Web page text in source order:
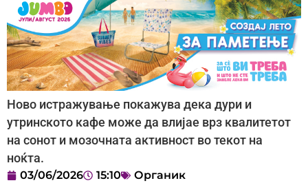
Ново истражување покажува дека дури и
утринското кафе може да влијае врз квалитетот
на сонот и мозочната активност во текот на
ноќта.
03/06/2026 15:10 Органик